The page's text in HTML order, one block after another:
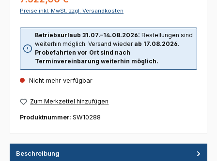
Preise inkl. MwSt. zzgl. Versandkosten
Betriebsurlaub 31.07.–14.08.2026: Bestellungen sind
weiterhin möglich. Versand wieder ab 17.08.2026.
Probefahrten vor Ort sind nach
Terminvereinbarung weiterhin möglich.
Nicht mehr verfügbar
Zum Merkzettel hinzufügen
Produktnummer: SW10288
Beschreibung